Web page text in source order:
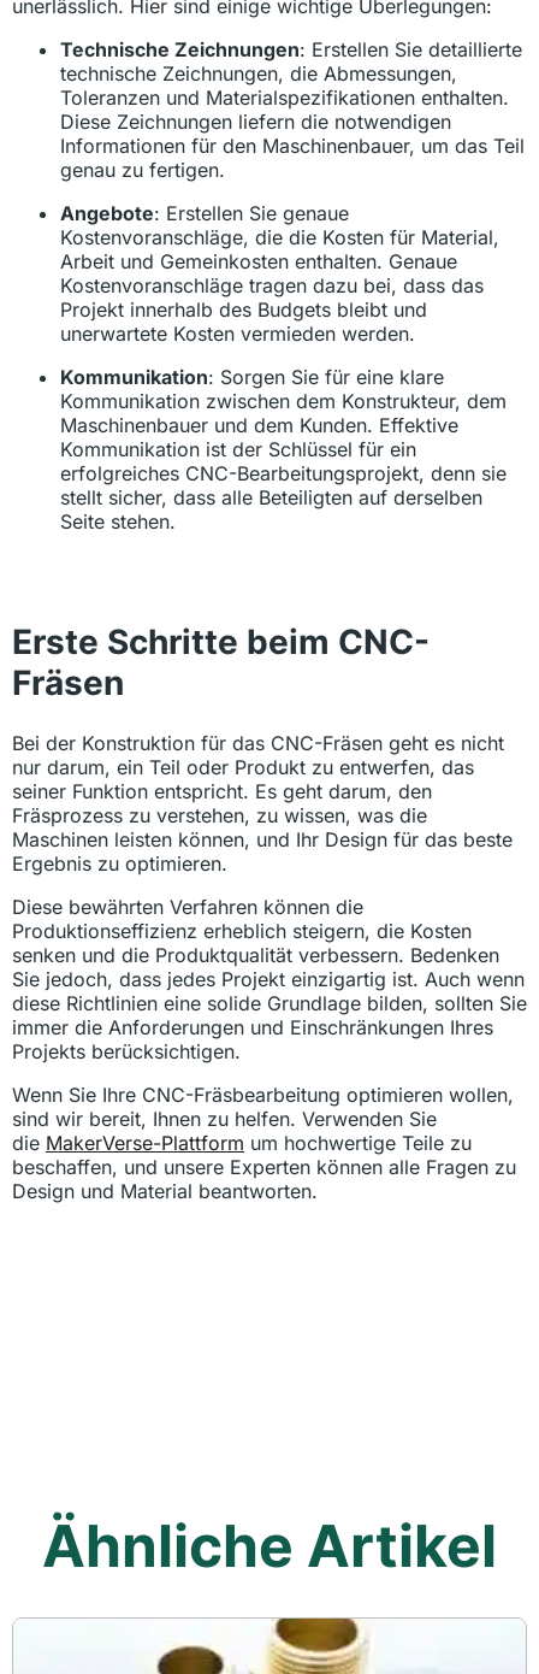
unerlässlich. Hier sind einige wichtige Überlegungen:
Technische Zeichnungen: Erstellen Sie detaillierte
technische Zeichnungen, die Abmessungen,
Toleranzen und Materialspezifikationen enthalten.
Diese Zeichnungen liefern die notwendigen
Informationen für den Maschinenbauer, um das Teil
genau zu fertigen.
Angebote: Erstellen Sie genaue
Kostenvoranschläge, die die Kosten für Material,
Arbeit und Gemeinkosten enthalten. Genaue
Kostenvoranschläge tragen dazu bei, dass das
Projekt innerhalb des Budgets bleibt und
unerwartete Kosten vermieden werden.
Kommunikation: Sorgen Sie für eine klare
Kommunikation zwischen dem Konstrukteur, dem
Maschinenbauer und dem Kunden. Effektive
Kommunikation ist der Schlüssel für ein
erfolgreiches CNC-Bearbeitungsprojekt, denn sie
stellt sicher, dass alle Beteiligten auf derselben
Seite stehen.
Erste Schritte beim CNC-
Fräsen
Bei der Konstruktion für das CNC-Fräsen geht es nicht
nur darum, ein Teil oder Produkt zu entwerfen, das
seiner Funktion entspricht. Es geht darum, den
Fräsprozess zu verstehen, zu wissen, was die
Maschinen leisten können, und Ihr Design für das beste
Ergebnis zu optimieren.
Diese bewährten Verfahren können die
Produktionseffizienz erheblich steigern, die Kosten
senken und die Produktqualität verbessern. Bedenken
Sie jedoch, dass jedes Projekt einzigartig ist. Auch wenn
diese Richtlinien eine solide Grundlage bilden, sollten Sie
immer die Anforderungen und Einschränkungen Ihres
Projekts berücksichtigen.
Wenn Sie Ihre CNC-Fräsbearbeitung optimieren wollen,
sind wir bereit, Ihnen zu helfen. Verwenden Sie
die MakerVerse-Plattform um hochwertige Teile zu
beschaffen, und unsere Experten können alle Fragen zu
Design und Material beantworten.
Ähnliche Artikel